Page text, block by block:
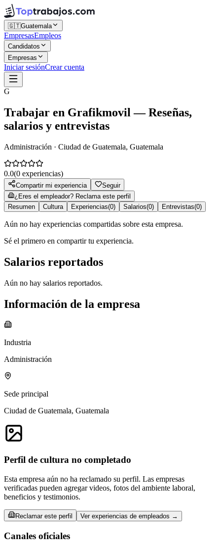
🇬🇹Guatemala
EmpresasEmpleos
Candidatos
Empresas
Iniciar sesiónCrear cuenta
G
Trabajar en Grafikmovil — Reseñas,
salarios y entrevistas
Administración · Ciudad de Guatemala, Guatemala
0.0(0 experiencias)
Compartir mi experiencia
Seguir
¿Eres el empleador? Reclama este perfil
Resumen
Cultura Experiencias(0) Salarios(0) Entrevistas(0)
Aún no hay experiencias compartidas sobre esta empresa.
Sé el primero en compartir tu experiencia.
Salarios reportados
Aún no hay salarios reportados.
Información de la empresa
Industria
Administración
Sede principal
Ciudad de Guatemala, Guatemala
Perfil de cultura no completado
Esta empresa aún no ha reclamado su perfil. Las empresas
verificadas pueden agregar videos, fotos del ambiente laboral,
beneficios y testimonios.
Reclamar este perfil Ver experiencias de empleados →
Canales oficiales